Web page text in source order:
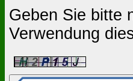
Geben Sie bitte
Verwendung